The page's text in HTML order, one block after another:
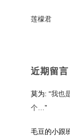
莲檬君
近期留言
莫为: “我也
个…”
毛豆的小跟